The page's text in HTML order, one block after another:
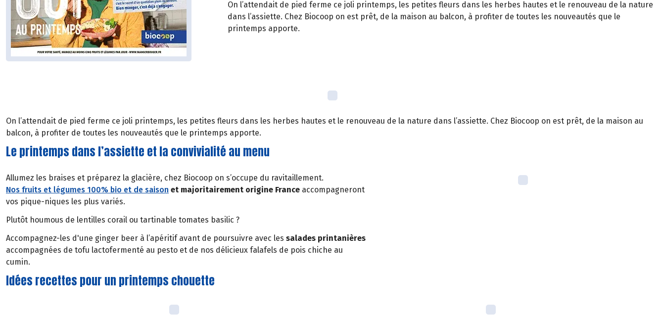
On l’attendait de pied ferme ce joli printemps, les petites fleurs dans les herbes hautes et le renouveau de la nature
dans l’assiette. Chez Biocoop on est prêt, de la maison au balcon, à profiter de toutes les nouveautés que le
printemps apporte.
On l’attendait de pied ferme ce joli printemps, les petites fleurs dans les herbes hautes et le renouveau de la nature dans l’assiette. Chez Biocoop on est prêt, de la maison au
balcon, à profiter de toutes les nouveautés que le printemps apporte.
Le printemps dans l’assiette et la convivialité au menu
Allumez les braises et préparez la glacière, chez Biocoop on s’occupe du ravitaillement.
Nos fruits et légumes 100% bio et de saison et majoritairement origine France accompagneront
vos pique-niques les plus variés.
Plutôt houmous de lentilles corail ou tartinable tomates basilic ?
Accompagnez-les d'une ginger beer à l’apéritif avant de poursuivre avec les salades printanières
accompagnées de tofu lactofermenté au pesto et de nos délicieux falafels de pois chiche au
cumin.
Idées recettes pour un printemps chouette